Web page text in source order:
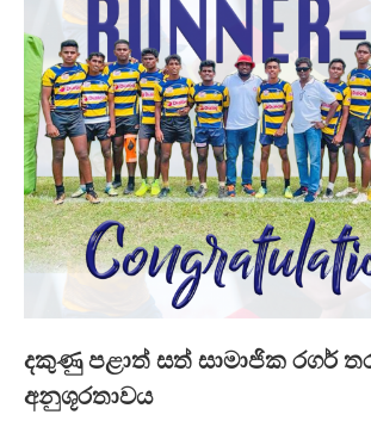
දකුණු පළාත් සත් සාමාජික රගර්
අනුශූරතාව​ය